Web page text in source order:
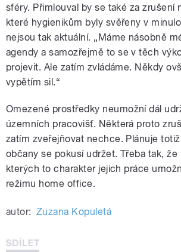
sféry. Přimlouval by se také za zrušení
které hygienikům byly svěřeny v
nejsou tak aktuální. „Máme násobně
agendy a samozřejmě to se v těch
projevit. Ale zatím zvládáme. Někdy
vypětím sil.“
Omezené prostředky neumožní dál
územních pracovišť. Některá proto
zatím zveřejňovat nechce. Plánuje
občany se pokusí udržet. Třeba tak, že
kterých to charakter jejich práce
režimu home office.
autor: Zuzana Kopuletá